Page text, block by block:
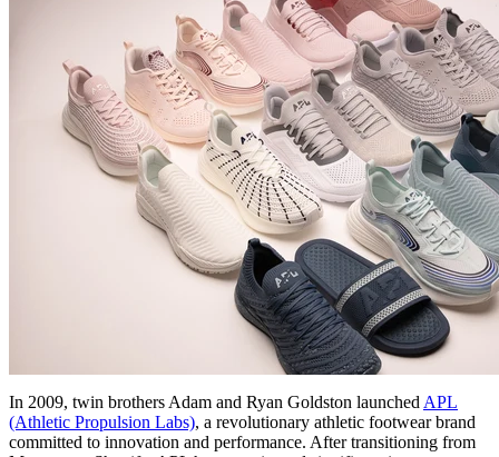
In 2009, twin brothers Adam and Ryan Goldston launched APL
(Athletic Propulsion Labs), a revolutionary athletic footwear brand
committed to innovation and performance. After transitioning from